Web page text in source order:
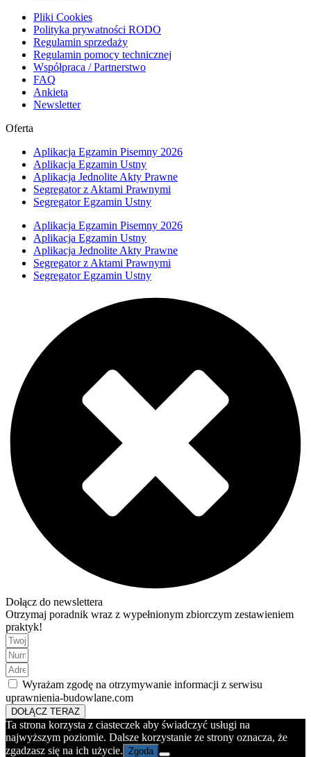
Pliki Cookies
Polityka prywatności RODO
Regulamin sprzedaży
Regulamin pomocy technicznej
Współpraca / Partnerstwo
FAQ
Ankieta
Newsletter
Oferta
Aplikacja Egzamin Pisemny 2026
Aplikacja Egzamin Ustny
Aplikacja Jednolite Akty Prawne
Segregator z Aktami Prawnymi
Segregator Egzamin Ustny
Aplikacja Egzamin Pisemny 2026
Aplikacja Egzamin Ustny
Aplikacja Jednolite Akty Prawne
Segregator z Aktami Prawnymi
Segregator Egzamin Ustny
Dołącz do newslettera
Otrzymaj poradnik wraz z wypełnionym zbiorczym zestawieniem
praktyk!
Wyrażam zgodę na otrzymywanie informacji z serwisu
uprawnienia-budowlane.com
DOŁĄCZ TERAZ
Ta strona korzysta z ciasteczek aby świadczyć usługi na
najwyższym poziomie. Dalsze korzystanie ze strony oznacza, że
zgadzasz się na ich użycie. Zgoda